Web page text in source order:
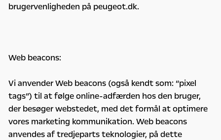
brugervenligheden på peugeot.dk.
Web beacons:
Vi anvender Web beacons (også kendt som: “pixel
tags”) til at følge online-adfærden hos den bruger,
der besøger webstedet, med det formål at optimere
vores marketing kommunikation. Web beacons
anvendes af tredjeparts teknologier, på dette